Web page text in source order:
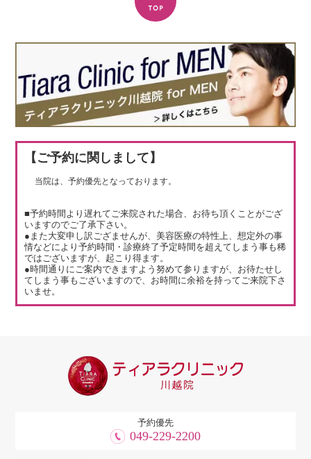
【ご予約に関しまして】
当院は、予約優先となっております。
■予約時間より遅れてご来院された場合、お待ち頂くことがござ
いますのでご了承下さい。
●また大変申し訳ござませんが、美容医療の特性上、想定外の事
情などにより予約時間・診療終了予定時間を超えてしまう事も稀
ではございますが、起こり得ます。
●時間通りにご案内できますよう努めて参りますが、お待たせし
てしまう事もございますので、お時間に余裕を持ってご来院下さ
いませ。
予約優先
049-229-2200